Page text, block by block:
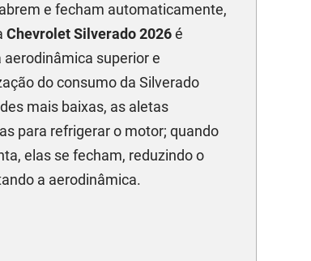
e fecham automaticamente,
Chevrolet Silverado 2026é
superior e
do consumo da Silverado
mais baixas, as aletas
para refrigerar o motor; quando
elas se fecham, reduzindo o
a aerodinâmica.